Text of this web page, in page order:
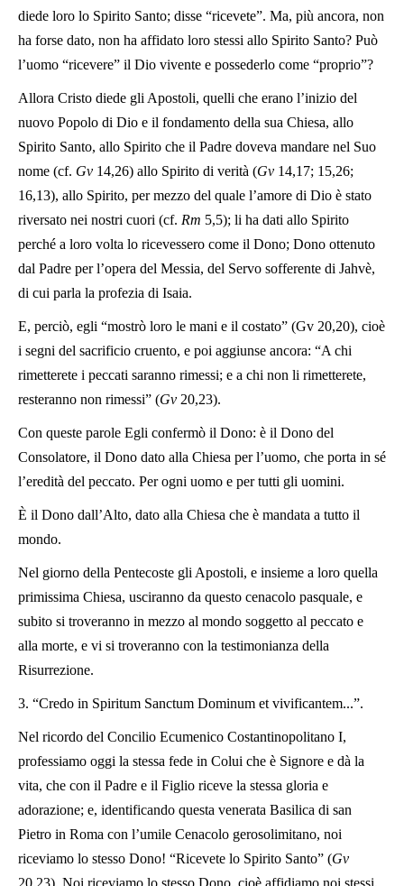
diede loro lo Spirito Santo; disse “ricevete”. Ma, più ancora, non
ha forse dato, non ha affidato loro stessi allo Spirito Santo? Può
l’uomo “ricevere” il Dio vivente e possederlo come “proprio”?
Allora Cristo diede gli Apostoli, quelli che erano l’inizio del
nuovo Popolo di Dio e il fondamento della sua Chiesa, allo
Spirito Santo, allo Spirito che il Padre doveva mandare nel Suo
nome (cf. Gv 14,26) allo Spirito di verità (Gv 14,17; 15,26;
16,13), allo Spirito, per mezzo del quale l’amore di Dio è stato
riversato nei nostri cuori (cf. Rm 5,5); li ha dati allo Spirito
perché a loro volta lo ricevessero come il Dono; Dono ottenuto
dal Padre per l’opera del Messia, del Servo sofferente di Jahvè,
di cui parla la profezia di Isaia.
E, perciò, egli “mostrò loro le mani e il costato” (Gv 20,20), cioè
i segni del sacrificio cruento, e poi aggiunse ancora: “A chi
rimetterete i peccati saranno rimessi; e a chi non li rimetterete,
resteranno non rimessi” (Gv 20,23).
Con queste parole Egli confermò il Dono: è il Dono del
Consolatore, il Dono dato alla Chiesa per l’uomo, che porta in sé
l’eredità del peccato. Per ogni uomo e per tutti gli uomini.
È il Dono dall’Alto, dato alla Chiesa che è mandata a tutto il
mondo.
Nel giorno della Pentecoste gli Apostoli, e insieme a loro quella
primissima Chiesa, usciranno da questo cenacolo pasquale, e
subito si troveranno in mezzo al mondo soggetto al peccato e
alla morte, e vi si troveranno con la testimonianza della
Risurrezione.
3. “Credo in Spiritum Sanctum Dominum et vivificantem...”.
Nel ricordo del Concilio Ecumenico Costantinopolitano I,
professiamo oggi la stessa fede in Colui che è Signore e dà la
vita, che con il Padre e il Figlio riceve la stessa gloria e
adorazione; e, identificando questa venerata Basilica di san
Pietro in Roma con l’umile Cenacolo gerosolimitano, noi
riceviamo lo stesso Dono! “Ricevete lo Spirito Santo” (Gv
20,23). Noi riceviamo lo stesso Dono, cioè affidiamo noi stessi,